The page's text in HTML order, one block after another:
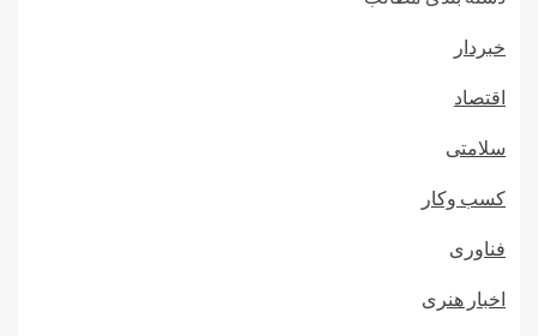
خبردار
اقتصاد
سلامتی
کسب وکار
فناوری
اخبار هنری